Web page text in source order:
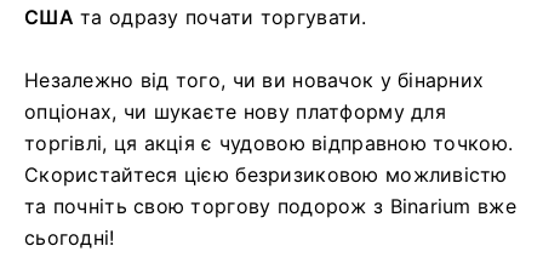
США та одразу почати торгувати.
Незалежно від того, чи ви новачок у бінарних
опціонах, чи шукаєте нову платформу для
торгівлі, ця акція є чудовою відправною точкою.
Скористайтеся цією безризиковою можливістю
та почніть свою торгову подорож з Binarium вже
сьогодні!